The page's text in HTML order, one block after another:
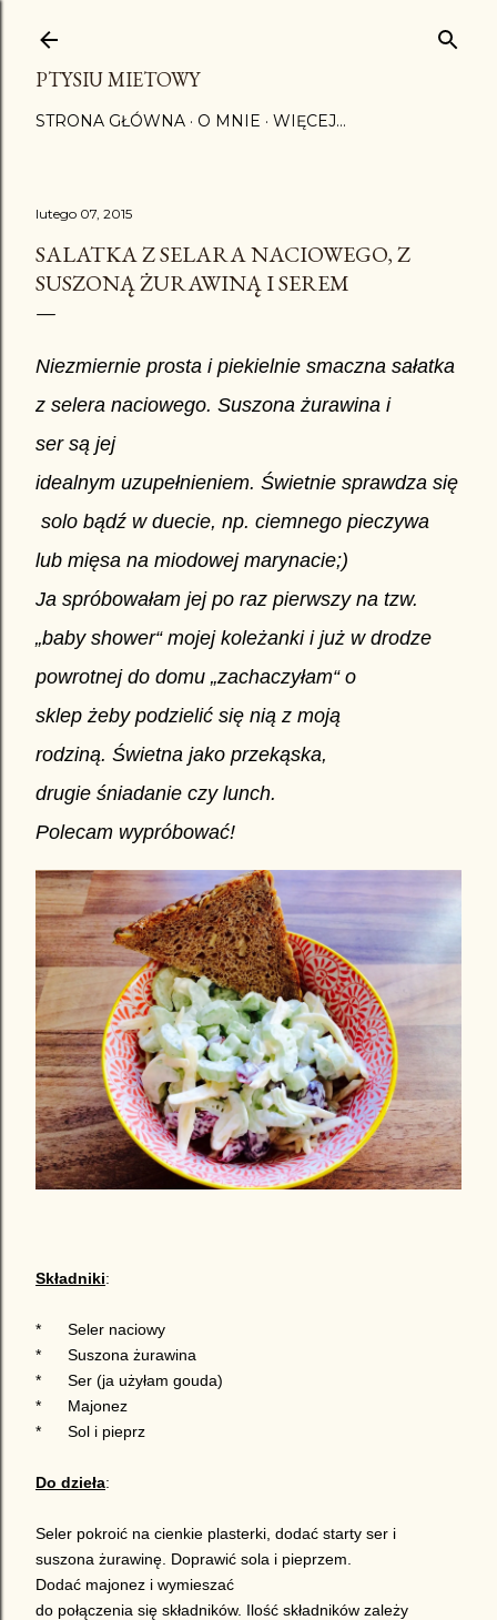
PTYSIU MIETOWY
STRONA GŁÓWNA O MNIE WIĘCEJ…
lutego 07, 2015
SALATKA Z SELARA NACIOWEGO, Z
SUSZONĄ ŻURAWINĄ I SEREM
Niezmiernie prosta i piekielnie smaczna sałatka
z selera naciowego. Suszona żurawina i
ser są jej
idealnym uzupełnieniem. Świetnie sprawdza się
solo bądź w duecie, np. ciemnego pieczywa
lub mięsa na miodowej marynacie;)
Ja spróbowałam jej po raz pierwszy na tzw.
„baby shower“ mojej koleżanki i już w drodze
powrotnej do domu „zachaczyłam“ o
sklep żeby podzielić się nią z moją
rodziną. Świetna jako przekąska,
drugie śniadanie czy lunch.
Polecam wypróbować!
Składniki:
*
Seler naciowy
*
Suszona żurawina
*
Ser (ja użyłam gouda)
*
Majonez
*
Sol i pieprz
Do dzieła:
Seler pokroić na cienkie plasterki, dodać starty ser i
suszona żurawinę. Doprawić sola i pieprzem.
Dodać majonez i wymieszać
do połączenia się składników. Ilość składników zależy